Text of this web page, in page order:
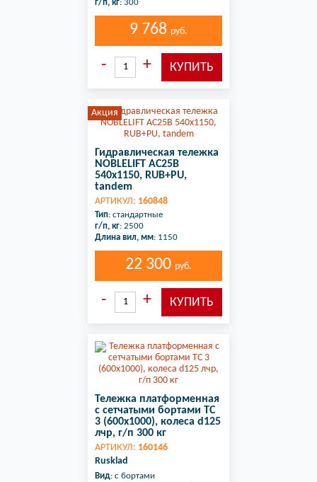
г/п, кг: 300
9 768 руб.
Акция
Гидравлическая тележка
NOBLELIFT AC25B
540x1150, RUB+PU,
tandem
АРТИКУЛ: 160848
Тип: стандартные
г/п, кг: 2500
Длина вил, мм: 1150
22 300 руб.
Тележка платформенная
с сетчатыми бортами ТС
3 (600х1000), колеса d125
лчр, г/п 300 кг
АРТИКУЛ: 160146
Rusklad
Вид: с бортами